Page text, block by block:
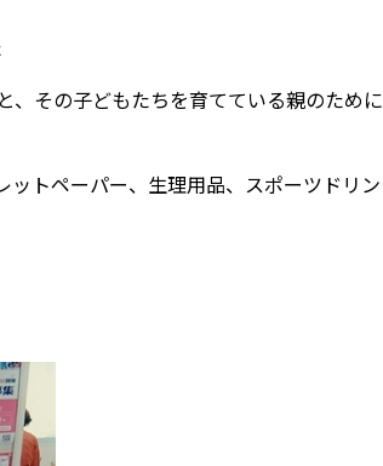
、その子どもたちを育てている親のために
トペーパー、生理用品、スポーツドリン